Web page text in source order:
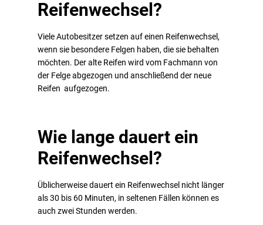
Reifenwechsel?
Viele Autobesitzer setzen auf einen Reifenwechsel,
wenn sie besondere Felgen haben, die sie behalten
möchten. Der alte Reifen wird vom Fachmann von
der Felge abgezogen und anschließend der neue
Reifen aufgezogen.
Wie lange dauert ein
Reifenwechsel?
Üblicherweise dauert ein Reifenwechsel nicht länger
als 30 bis 60 Minuten, in seltenen Fällen können es
auch zwei Stunden werden.